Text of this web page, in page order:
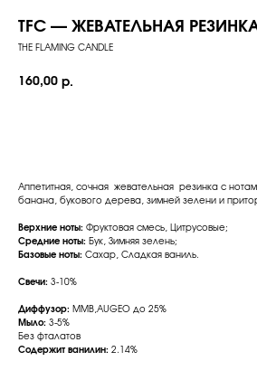
TFC — ЖЕВАТЕЛЬНАЯ РЕЗИНКА
THE FLAMING CANDLE
160,00 р.
Аппетитная, сочная жевательная резинка с
банана, букового дерева, зимней зелени и
Верхние ноты: Фруктовая смесь, Цитрусовые;
Средние ноты: Бук, Зимняя зелень;
Базовые ноты: Сахар, Сладкая ваниль.
Свечи: 3-10%
Диффузор: MMB,AUGEO до 25%
Мыло: 3-5%
Без фталатов
Содержит ванилин: 2.14%